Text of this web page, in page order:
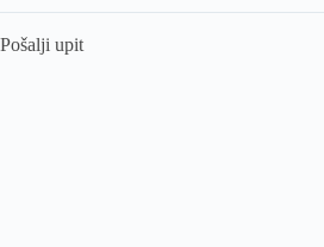
Pošalji upit